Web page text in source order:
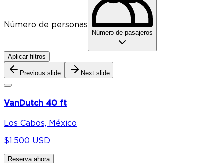
Número de personas
Número de pasajeros
Aplicar filtros
Previous slide Next slide
VanDutch 40 ft
Los Cabos, México
$1,500 USD
Reserva ahora